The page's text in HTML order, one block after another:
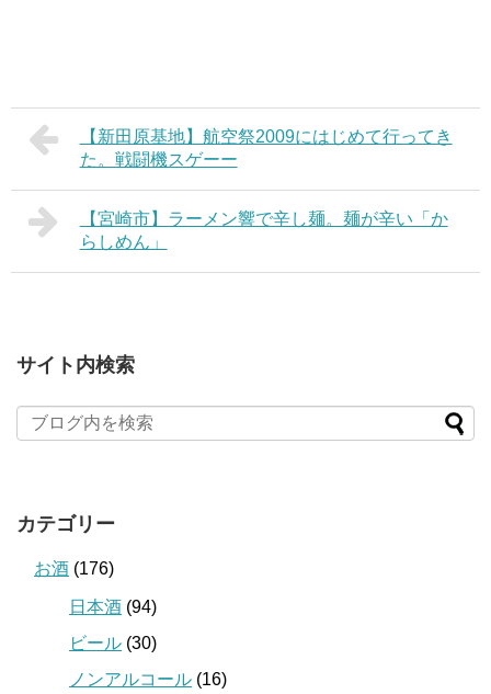
【新田原基地】航空祭2009にはじめて行ってき
た。戦闘機スゲーー
【宮崎市】ラーメン響で辛し麺。麺が辛い「か
らしめん」
サイト内検索
カテゴリー
お酒 (176)
日本酒 (94)
ビール (30)
ノンアルコール (16)